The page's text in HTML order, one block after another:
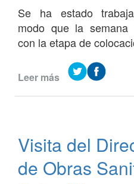
Se ha estado
modo que la semana
con la etapa de
Leer más de
casa
del
Tercer
Visita del
de Obras